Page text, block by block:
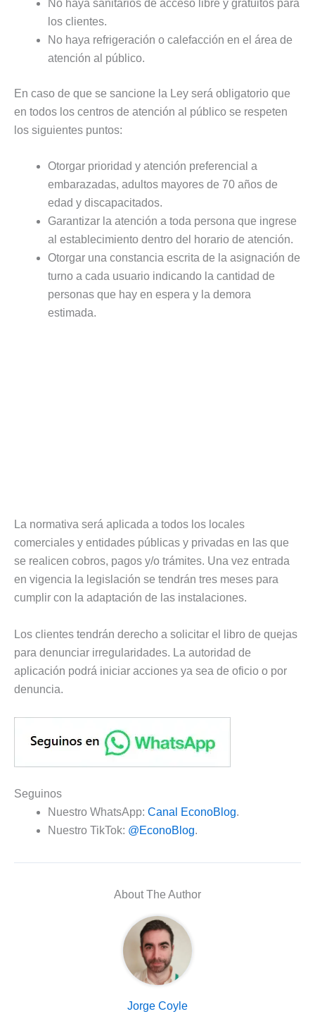
No haya sanitarios de acceso libre y gratuitos para
los clientes.
No haya refrigeración o calefacción en el área de
atención al público.
En caso de que se sancione la Ley será obligatorio que
en todos los centros de atención al público se respeten
los siguientes puntos:
Otorgar prioridad y atención preferencial a
embarazadas, adultos mayores de 70 años de
edad y discapacitados.
Garantizar la atención a toda persona que ingrese
al establecimiento dentro del horario de atención.
Otorgar una constancia escrita de la asignación de
turno a cada usuario indicando la cantidad de
personas que hay en espera y la demora
estimada.
La normativa será aplicada a todos los locales
comerciales y entidades públicas y privadas en las que
se realicen cobros, pagos y/o trámites. Una vez entrada
en vigencia la legislación se tendrán tres meses para
cumplir con la adaptación de las instalaciones.
Los clientes tendrán derecho a solicitar el libro de quejas
para denunciar irregularidades. La autoridad de
aplicación podrá iniciar acciones ya sea de oficio o por
denuncia.
Seguinos
Nuestro WhatsApp: Canal EconoBlog.
Nuestro TikTok: @EconoBlog.
About The Author
Jorge Coyle